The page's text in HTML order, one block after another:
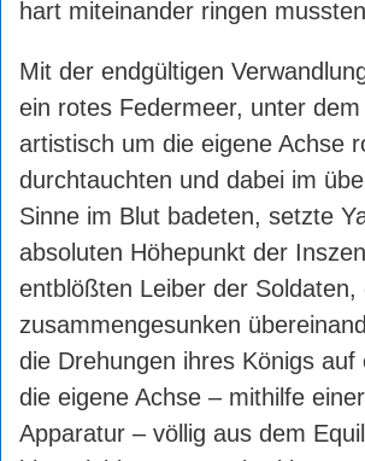
hart miteinander ringen
Mit der endgültigen
ein rotes Federmeer, unter
artistisch um die eigene Achse
durchtauchten und dabei im
Sinne im Blut badeten, setzte
absoluten Höhepunkt der
entblößten Leiber der Soldaten,
zusammengesunken
die Drehungen ihres Königs auf
die eigene Achse – mithilfe
Apparatur – völlig aus dem